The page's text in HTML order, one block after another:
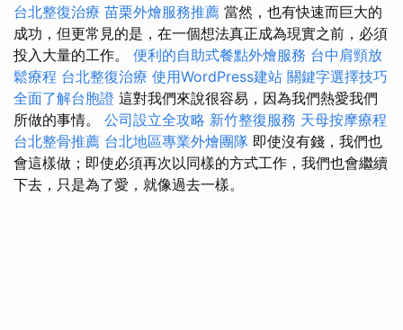
台北整復治療 苗栗外燴服務推薦 當然，也有快速而巨大的
成功，但更常見的是，在一個想法真正成為現實之前，必須
投入大量的工作。 便利的自助式餐點外燴服務 台中肩頸放
鬆療程 台北整復治療 使用WordPress建站 關鍵字選擇技巧
全面了解台胞證 這對我們來說很容易，因為我們熱愛我們
所做的事情。 公司設立全攻略 新竹整復服務 天母按摩療程
台北整骨推薦 台北地區專業外燴團隊 即使沒有錢，我們也
會這樣做；即使必須再次以同樣的方式工作，我們也會繼續
下去，只是為了愛，就像過去一樣。